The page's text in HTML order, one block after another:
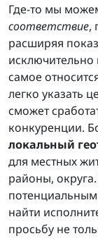
Где-то мы
соответствие,
расширяя
исключительно
самое
легко указать
сможет
конкуренции.
локальный
для местных
районы,
найти
просьбу не